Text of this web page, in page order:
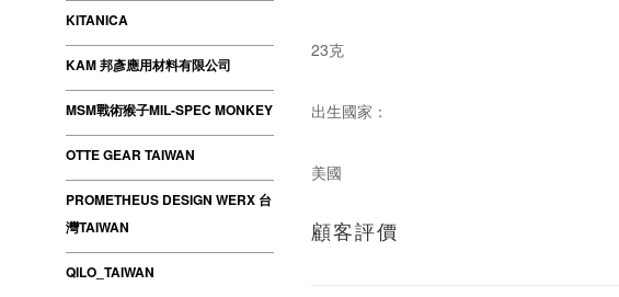
KITANICA
KAM 邦彥應用材料有限公司
MSM戰術猴子MIL-SPEC MONKEY
OTTE GEAR TAIWAN
PROMETHEUS DESIGN WERX 台
灣TAIWAN
QILO_TAIWAN
23克
出生國家：
美國
顧客評價